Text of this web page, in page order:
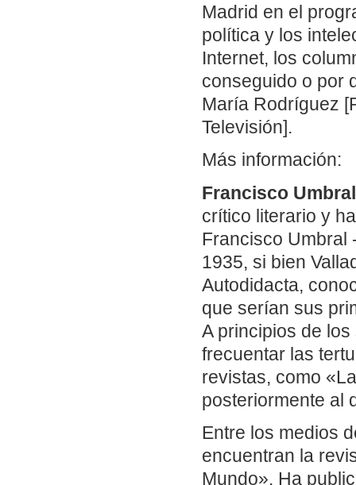
Madrid en el
política y los
Internet, los
conseguido o por
María Rodríguez
Televisión].
Más información:
Francisco
crítico literario y
Francisco Umbral
1935, si bien
Autodidacta,
que serían sus
A principios de
frecuentar las
revistas, como
posteriormente al
Entre los medios
encuentran la
Mundo». Ha